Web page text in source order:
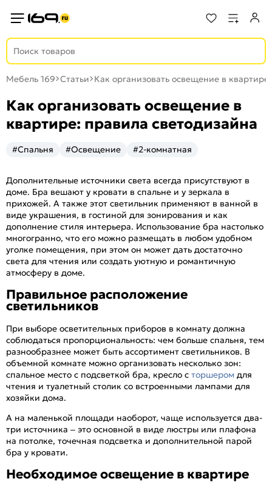
Мебель 169 Статьи Как организовать освещение в
Как организовать освещение в
квартире: правила светодизайна
#Спальня #Освещение #2-комнатная
Дополнительные источники света всегда присутствуют в
доме. Бра вешают у кровати в спальне и у зеркала в
прихожей. А также этот светильник применяют в ванной в
виде украшения, в гостиной для зонирования и как
дополнение стиля интерьера. Использование бра настолько
многогранно, что его можно размещать в любом удобном
уголке помещения, при этом он может дать достаточно
света для чтения или создать уютную и романтичную
атмосферу в доме.
Правильное расположение
светильников
При выборе осветительных приборов в комнату должна
соблюдаться пропорциональность: чем больше спальня, тем
разнообразнее может быть ассортимент светильников. В
объемной комнате можно организовать несколько зон:
спальное место с подсветкой бра, кресло с торшером для
чтения и туалетный столик со встроенными лампами для
хозяйки дома.
А на маленькой площади наоборот, чаще используется два-
три источника – это основной в виде люстры или плафона
на потолке, точечная подсветка и дополнительной парой
бра у кровати.
Необходимое освещение в квартире